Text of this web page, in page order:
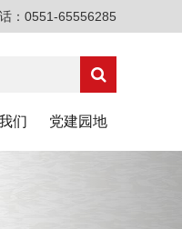
：0551-65556285
们 党建园地